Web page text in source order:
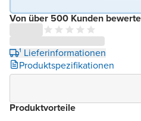
Von über 500 Kunden
¹ Lieferinformationen
Produktspezifikationen
Produktvorteile